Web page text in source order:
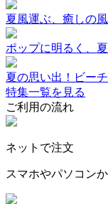
夏風運ぶ、癒しの
ポップに明るく、
夏の思い出！ビー
特集一覧を見る
ご利用の流れ
ネットで注文
スマホやパソコン